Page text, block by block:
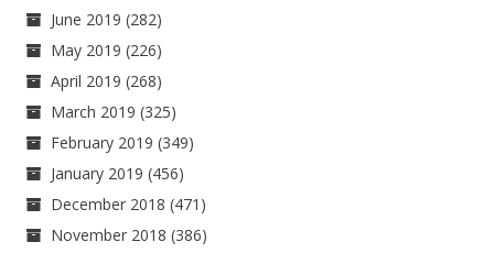
June 2019 (282)
May 2019 (226)
April 2019 (268)
March 2019 (325)
February 2019 (349)
January 2019 (456)
December 2018 (471)
November 2018 (386)